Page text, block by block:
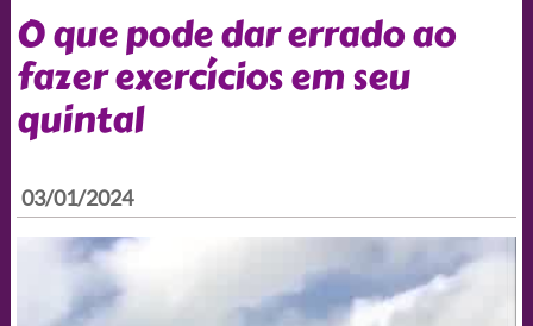
O que pode dar errado ao
fazer exercícios em seu
quintal
03/01/2024